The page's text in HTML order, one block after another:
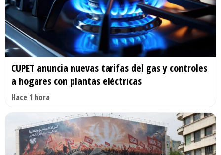
CUPET anuncia nuevas tarifas del gas y controles
a hogares con plantas eléctricas
Hace 1 hora